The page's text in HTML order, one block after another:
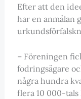
Efter att den
har en anmälan
– Föreningen
fodringsägare
några hundra
flera 10 000-tals